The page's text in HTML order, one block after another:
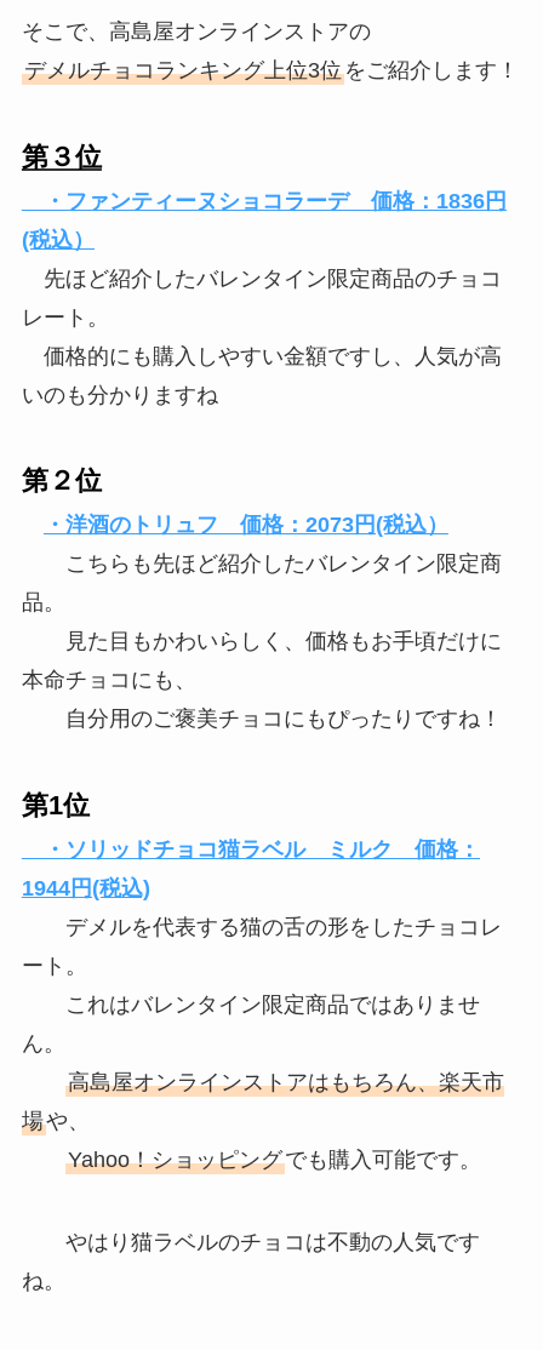
そこで、高島屋オンラインストアの
デメルチョコランキング上位3位をご紹介します！
第３位
・ファンティーヌショコラーデ 価格：1836円
(税込）
先ほど紹介したバレンタイン限定商品のチョコ
レート。
価格的にも購入しやすい金額ですし、人気が高
いのも分かりますね
第２位
・洋酒のトリュフ 価格：2073円(税込）
こちらも先ほど紹介したバレンタイン限定商
品。
見た目もかわいらしく、価格もお手頃だけに
本命チョコにも、
自分用のご褒美チョコにもぴったりですね！
第1位
・ソリッドチョコ猫ラベル ミルク 価格：
1944円(税込)
デメルを代表する猫の舌の形をしたチョコレ
ート。
これはバレンタイン限定商品ではありませ
ん。
高島屋オンラインストアはもちろん、楽天市
場や、
Yahoo！ショッピングでも購入可能です。
やはり猫ラベルのチョコは不動の人気です
ね。